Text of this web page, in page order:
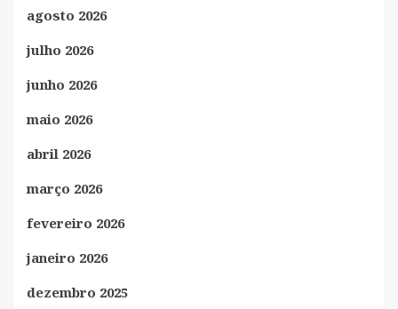
agosto 2026
julho 2026
junho 2026
maio 2026
abril 2026
março 2026
fevereiro 2026
janeiro 2026
dezembro 2025